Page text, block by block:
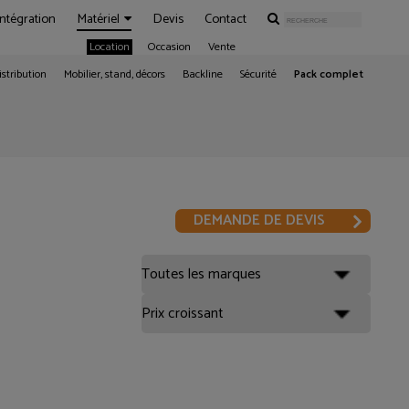
Matériel
Location Occasion Vente
Devis Contact
Mobilier, stand, décors Backline Sécurité Pack complet
DEMANDE DE DEVIS